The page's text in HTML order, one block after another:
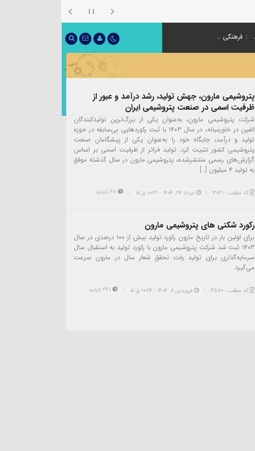
فرهنگی
پتروشیمی مارون، جهش تولید، رشد درآمد و عبور از
ظرفیت اسمی در صنعت پتروشیمی ایران
شرکت پتروشیمی مارون، به‌عنوان یکی از بزرگ‌ترین تولیدکنندگان
الفین در خاورمیانه، در سال ۱۴۰۳ با ثبت رکوردهایی بی‌سابقه در حوزه
تولید و درآمد، جایگاه خود را به‌عنوان یکی از پیشگامان صنعت
پتروشیمی کشور تثبیت کرد. تولید فراتر از ظرفیت اسمی بر اساس
گزارش‌های رسمی منتشرشده، پتروشیمی مارون در سال گذشته موفق
به تولید ۴ میلیون […]
کد مطلب : 3821 مرداد ۲۴, ۱۴۰۴ - 10:26 ق.ظ
رکورد شکنی های پتروشیمی مارون
برای اولین بار در تاریخ مارون رکورد تولید بیش از ۱۰۰ درصدی در سال
۱۴۰۳ ثبت شد شرکت پتروشیمی مارون با رکورد تولید به استقبال سال
سرمایه‌گذاری برای تولید رفت تحقق شعار سال در مارون سرعت
می‌گیرد.
کد مطلب : 3550 فروردین ۸, ۱۴۰۴ - 10:24 ق.ظ